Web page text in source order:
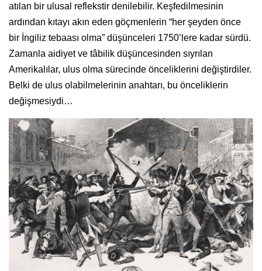
atılan bir ulusal reflekstir denilebilir. Keşfedilmesinin
ardından kıtayı akın eden göçmenlerin “her şeyden önce
bir İngiliz tebaası olma” düşünceleri 1750’lere kadar sürdü.
Zamanla aidiyet ve tâbilik düşüncesinden sıyrılan
Amerikalılar, ulus olma sürecinde önceliklerini değiştirdiler.
Belki de ulus olabilmelerinin anahtarı, bu önceliklerin
değişmesiydi…